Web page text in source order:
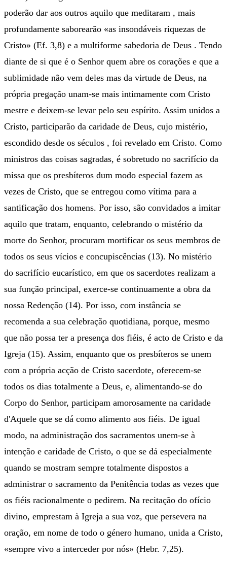
poderão dar aos outros aquilo que meditaram , mais
profundamente saborearão «as insondáveis riquezas de
Cristo» (Ef. 3,8) e a multiforme sabedoria de Deus . Tendo
diante de si que é o Senhor quem abre os corações e que a
sublimidade não vem deles mas da virtude de Deus, na
própria pregação unam-se mais intimamente com Cristo
mestre e deixem-se levar pelo seu espírito. Assim unidos a
Cristo, participarão da caridade de Deus, cujo mistério,
escondido desde os séculos , foi revelado em Cristo. Como
ministros das coisas sagradas, é sobretudo no sacrifício da
missa que os presbíteros dum modo especial fazem as
vezes de Cristo, que se entregou como vítima para a
santificação dos homens. Por isso, são convidados a imitar
aquilo que tratam, enquanto, celebrando o mistério da
morte do Senhor, procuram mortificar os seus membros de
todos os seus vícios e concupiscências (13). No mistério
do sacrifício eucarístico, em que os sacerdotes realizam a
sua função principal, exerce-se continuamente a obra da
nossa Redenção (14). Por isso, com instância se
recomenda a sua celebração quotidiana, porque, mesmo
que não possa ter a presença dos fiéis, é acto de Cristo e da
Igreja (15). Assim, enquanto que os presbíteros se unem
com a própria acção de Cristo sacerdote, oferecem-se
todos os dias totalmente a Deus, e, alimentando-se do
Corpo do Senhor, participam amorosamente na caridade
d'Aquele que se dá como alimento aos fiéis. De igual
modo, na administração dos sacramentos unem-se à
intenção e caridade de Cristo, o que se dá especialmente
quando se mostram sempre totalmente dispostos a
administrar o sacramento da Penitência todas as vezes que
os fiéis racionalmente o pedirem. Na recitação do ofício
divino, emprestam à Igreja a sua voz, que persevera na
oração, em nome de todo o género humano, unida a Cristo,
«sempre vivo a interceder por nós» (Hebr. 7,25).